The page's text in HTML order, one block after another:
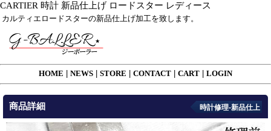
CARTIER 時計 新品仕上げ ロードスター レディース
カルティエロードスターの新品仕上げ加工を致します。
HOME NEWS STORE CONTACT CART LOGIN
商品詳細 時計修理-新品仕上